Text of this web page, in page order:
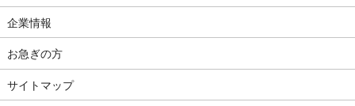
企業情報
お急ぎの方
サイトマップ